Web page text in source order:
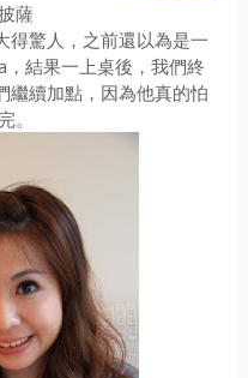
薩
得驚人，之前還以為是一
結果一上桌後，我們終
繼續加點，因為他真的怕
。